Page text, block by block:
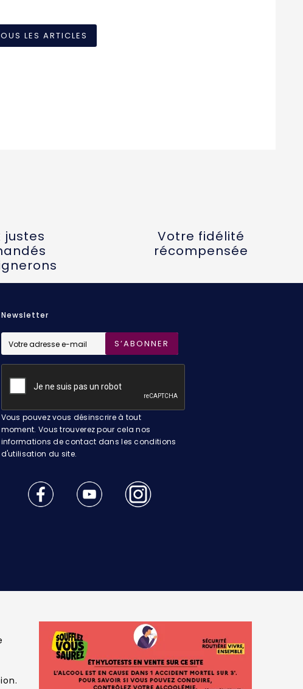
LES ARTICLES
justes
Votre fidélité
récompensée
Newsletter
S’ABONNER
Vous pouvez vous désinscrire à tout
moment. Vous trouverez pour cela nos
informations de contact dans les conditions
d'utilisation du site.